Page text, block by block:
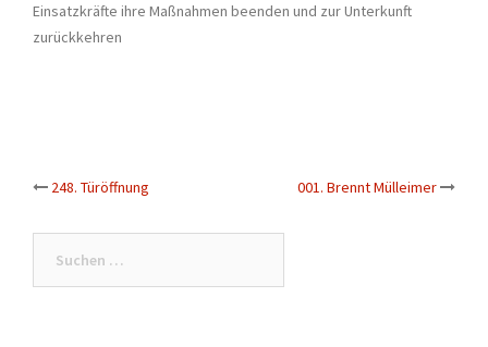
Einsatzkräfte ihre Maßnahmen beenden und zur Unterkunft
zurückkehren
Beitrags-
248. Türöffnung 001. Brennt Mülleimer
nach: